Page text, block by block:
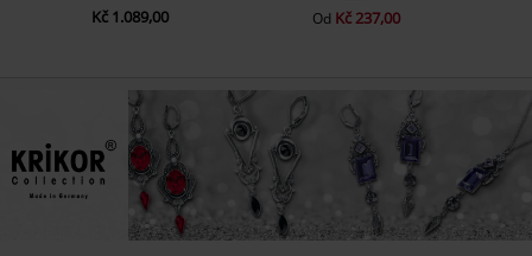
Kč 1.089,00
Od Kč 237,00